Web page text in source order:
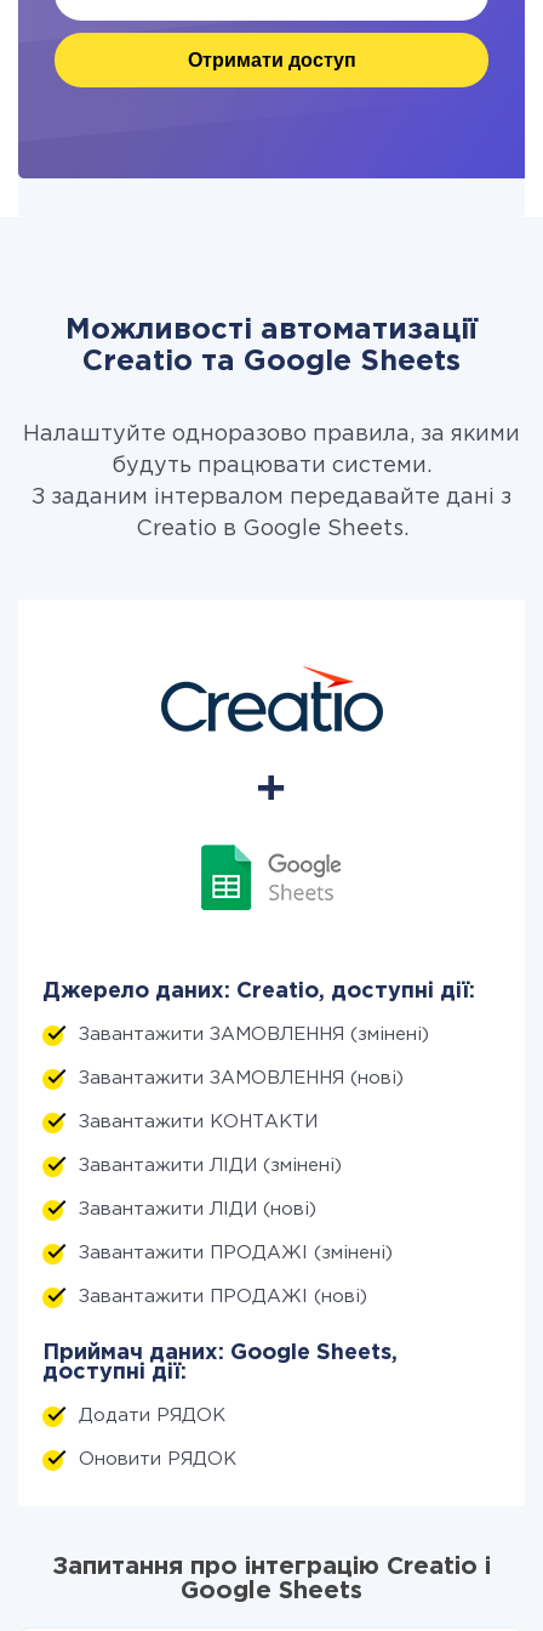
Отримати доступ
Можливості автоматизації
Creatio та Google Sheets
Налаштуйте одноразово правила, за якими
будуть працювати системи.
З заданим інтервалом передавайте дані з
Creatio в Google Sheets.
Джерело даних: Creatio, доступні дії:
Завантажити ЗАМОВЛЕННЯ (змінені)
Завантажити ЗАМОВЛЕННЯ (нові)
Завантажити КОНТАКТИ
Завантажити ЛІДИ (змінені)
Завантажити ЛІДИ (нові)
Завантажити ПРОДАЖІ (змінені)
Завантажити ПРОДАЖІ (нові)
Приймач даних: Google Sheets,
доступні дії:
Додати РЯДОК
Оновити РЯДОК
Запитання про інтеграцію Creatio і
Google Sheets